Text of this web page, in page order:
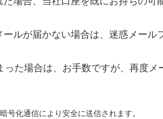
ルが届かない場合は、迷惑メール
た場合は、お手数ですが、再度メ
号化通信により安全に送信されます。